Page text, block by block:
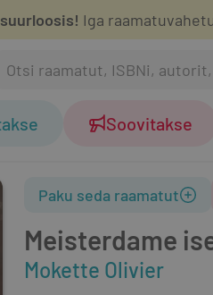
Iga
Soovitakse
Meisterdame
Mokette Olivier
Paku seda raamatut